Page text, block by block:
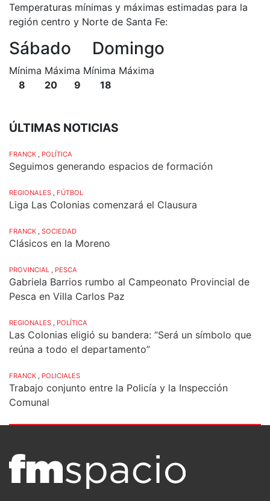
Temperaturas mínimas y máximas estimadas para la
región centro y Norte de Santa Fe:
Sábado Domingo
Mínima Máxima Mínima Máxima
8 20 9 18
ÚLTIMAS NOTICIAS
FRANCK , POLÍTICA
Seguimos generando espacios de formación
REGIONALES , FÚTBOL
Liga Las Colonias comenzará el Clausura
FRANCK , SOCIEDAD
Clásicos en la Moreno
PROVINCIAL , PESCA
Gabriela Barrios rumbo al Campeonato Provincial de
Pesca en Villa Carlos Paz
REGIONALES , POLÍTICA
Las Colonias eligió su bandera: “Será un símbolo que
reúna a todo el departamento”
FRANCK , POLICIALES
Trabajo conjunto entre la Policía y la Inspección
Comunal